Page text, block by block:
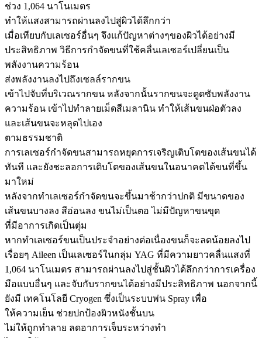
ช่วง 1,064 นาโนเมตร
ทำให้แสงสามารถผ่านลงไปสู่ผิวได้ลึกกว่า
เมื่อเทียบกับเลเซอร์อื่นๆ จึงแก้ปัญหาต่างๆของผิวได้อย่างมี
ประสิทธิภาพ วิธีการกำจัดขนที่ใช้คลื่นเลเซอร์เปลี่ยนเป็น
พลังงานความร้อน
ส่งพลังงานลงไปถึงเซลล์รากขน
เข้าไปจับที่บริเวณรากขน หลังจากนั้นรากขนจะดูดซับพลังงาน
ความร้อน เข้าไปทำลายเม็ดสีเมลานิน ทำให้เส้นขนฝ่อตัวลง
และเส้นขนจะหลุดไปเอง
ตามธรรมชาติ
การเลเซอร์กำจัดขนสามารถหยุดการเจริญเติบโตของเส้นขนได้
ทันที และยังชะลอการเติบโตของเส้นขนในอนาคตได้ขนที่ขึ้น
มาใหม่
หลังจากทำเลเซอร์กำจัดขนจะขึ้นมาช้ากว่าปกติ มีขนาดของ
เส้นขนบางลง สีอ่อนลง ขนไม่เป็นตอ ไม่มีปัญหาขนขุด
ที่มีอาการเกิดเป็นตุ่ม
หากทำเลเซอร์ขนเป็นประจำอย่างต่อเนื่องขนก็จะลดน้อยลงไป
เรื่อยๆ Aileen เป็นเลเซอร์ในกลุ่ม YAG ที่มีความยาวคลื่นแสงที่
1,064 นาโนเมตร สามารถผ่านลงไปสู่ชั้นผิวได้ลึกกว่าการเครื่อง
มือแบบอื่นๆ และจับกับรากขนได้อย่างมีประสิทธิภาพ นอกจากนี้
ยังมี เทคโนโลยี Cryogen ซึ่งเป็นระบบพ่น Spray เพื่อ
ให้ความเย็น ช่วยปกป้องผิวหนังชั้นบน
ไม่ให้ถูกทำลาย ลดอาการเจ็บระหว่างทำ